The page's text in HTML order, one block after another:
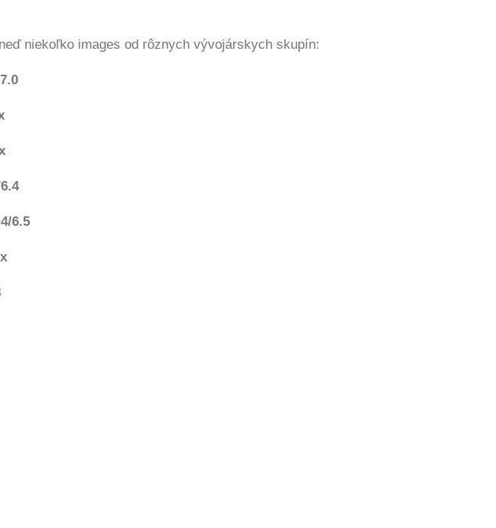
niekoľko images od rôznych vývojárskych skupín:
6.5